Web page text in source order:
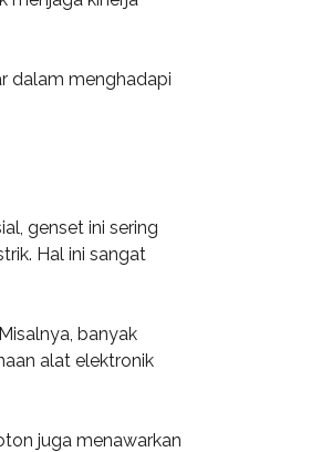
dalam menghadapi
genset ini sering
Hal ini sangat
banyak
alat elektronik
juga menawarkan